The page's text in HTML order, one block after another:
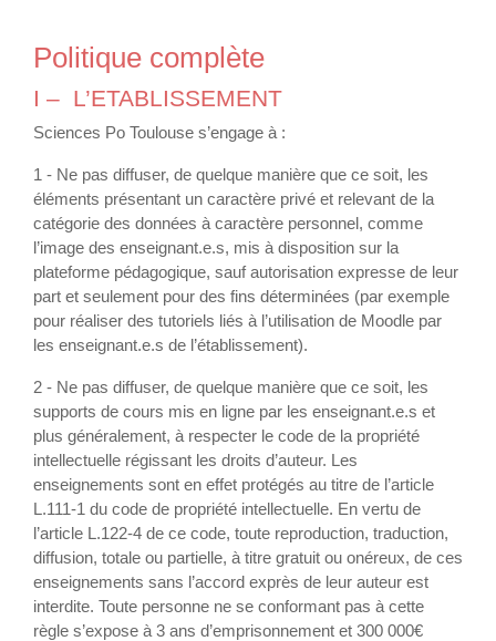
Politique complète
I – L’ETABLISSEMENT
Sciences Po Toulouse s’engage à :
1 - Ne pas diffuser, de quelque manière que ce soit, les
éléments présentant un caractère privé et relevant de la
catégorie des données à caractère personnel, comme
l’image des enseignant.e.s, mis à disposition sur la
plateforme pédagogique, sauf autorisation expresse de leur
part et seulement pour des fins déterminées (par exemple
pour réaliser des tutoriels liés à l’utilisation de Moodle par
les enseignant.e.s de l’établissement).
2 - Ne pas diffuser, de quelque manière que ce soit, les
supports de cours mis en ligne par les enseignant.e.s et
plus généralement, à respecter le code de la propriété
intellectuelle régissant les droits d’auteur. Les
enseignements sont en effet protégés au titre de l’article
L.111-1 du code de propriété intellectuelle. En vertu de
l’article L.122-4 de ce code, toute reproduction, traduction,
diffusion, totale ou partielle, à titre gratuit ou onéreux, de ces
enseignements sans l’accord exprès de leur auteur est
interdite. Toute personne ne se conformant pas à cette
règle s’expose à 3 ans d’emprisonnement et 300 000€